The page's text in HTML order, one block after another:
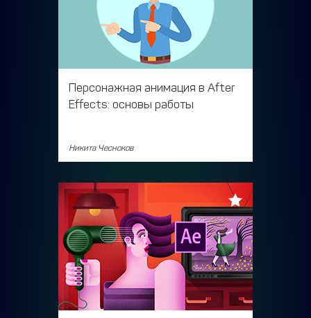
Персонажная анимация в After
Effects: основы работы
Никита Чесноков